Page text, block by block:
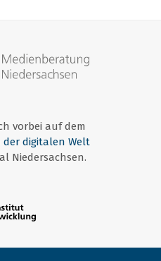
vorbei auf dem
digitalen Welt
Niedersachsen.